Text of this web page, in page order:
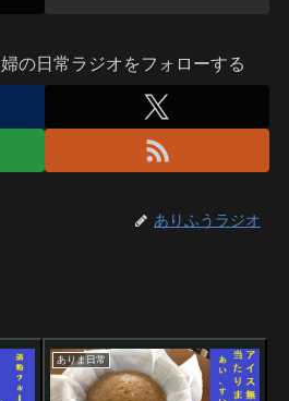
の日常ラジオをフォローする
ありふうラジオ
ありま日常